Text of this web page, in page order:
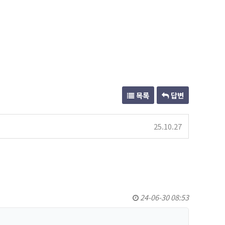
목록 답변
25.10.27
24-06-30 08:53